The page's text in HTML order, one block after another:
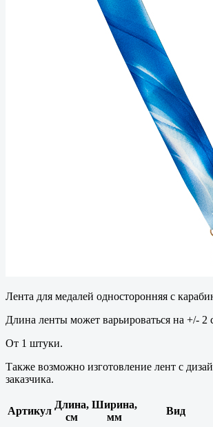
Лента для медалей односторонняя с
Длина ленты может варьироваться на +/- 2
От 1 штуки.
Также возможно изготовление лент с
заказчика.
Артикул
Длина,
см
Ширина,
мм
Вид